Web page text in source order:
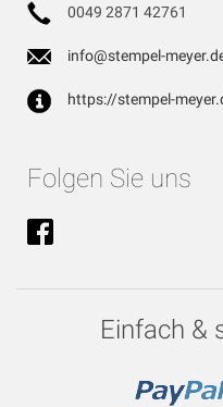
0049 2871 42761
info@stempel-
https://stempel-
Folgen Sie uns
Einfach &